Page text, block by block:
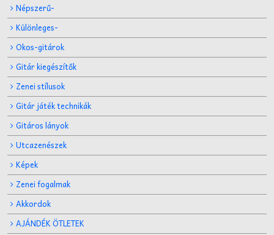
Népszerű-
Különleges-
Okos-gitárok
Gitár kiegészítők
Zenei stílusok
Gitár játék technikák
Gitáros lányok
Utcazenészek
Képek
Zenei fogalmak
Akkordok
AJÁNDÉK ÖTLETEK